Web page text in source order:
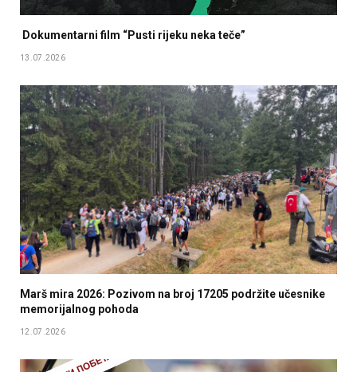
Dokumentarni film “Pusti rijeku neka teče”
13.07.2026
Marš mira 2026: Pozivom na broj 17205 podržite učesnike
memorijalnog pohoda
12.07.2026